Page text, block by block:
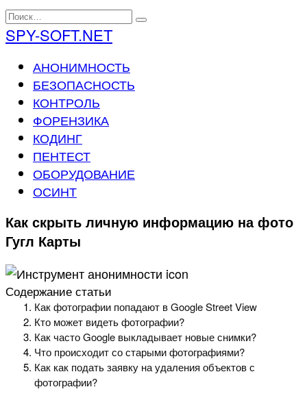
Перейти
к
содержанию
Search
for:
SPY-SOFT.NET
АНОНИМНОСТЬ
БЕЗОПАСНОСТЬ
КОНТРОЛЬ
ФОРЕНЗИКА
КОДИНГ
ПЕНТЕСТ
ОБОРУДОВАНИЕ
ОСИНТ
Как скрыть личную информацию на фото
Гугл Карты
Содержание статьи
Как фотографии попадают в Google Street View
Кто может видеть фотографии?
Как часто Google выкладывает новые снимки?
Что происходит со старыми фотографиями?
Как как подать заявку на удаления объектов с
фотографии?